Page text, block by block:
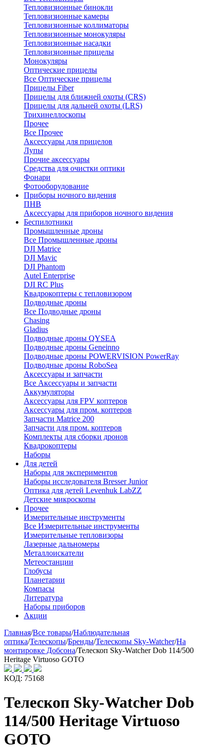
Тепловизионные бинокли
Тепловизионные камеры
Тепловизионные коллиматоры
Тепловизионные монокуляры
Тепловизионные насадки
Тепловизионные прицелы
Монокуляры
Оптические прицелы
Все Оптические прицелы
Прицелы Fiber
Прицелы для ближней охоты (CRS)
Прицелы для дальней охоты (LRS)
Трихинеллоскопы
Прочее
Все Прочее
Аксессуары для прицелов
Лупы
Прочие аксессуары
Средства для очистки оптики
Фонари
Фотооборудование
Приборы ночного видения
ПНВ
Аксессуары для приборов ночного видения
Беспилотники
Промышленные дроны
Все Промышленные дроны
DJI Matrice
DJI Mavic
DJI Phantom
Autel Enterprise
DJI RC Plus
Квадрокоптеры с тепловизором
Подводные дроны
Все Подводные дроны
Chasing
Gladius
Подводные дроны QYSEA
Подводные дроны Geneinno
Подводные дроны POWERVISION PowerRay
Подводные дроны RoboSea
Аксессуары и запчасти
Все Аксессуары и запчасти
Аккумуляторы
Аксессуары для FPV коптеров
Аксессуары для пром. коптеров
Запчасти Matrice 200
Запчасти для пром. коптеров
Комплекты для сборки дронов
Квадрокоптеры
Наборы
Для детей
Наборы для экспериментов
Наборы исследователя Bresser Junior
Оптика для детей Levenhuk LabZZ
Детские микроскопы
Прочее
Измерительные инструменты
Все Измерительные инструменты
Измерительные тепловизоры
Лазерные дальномеры
Металлоискатели
Метеостанции
Глобусы
Планетарии
Компасы
Литература
Наборы приборов
Акции
Главная/Все товары/Наблюдательная
оптика/Телескопы/Бренды/Телескопы Sky-Watcher/На
монтировке Добсона/Телескоп Sky-Watcher Dob 114/500
Heritage Virtuoso GOTO
КОД: 75168
Телескоп Sky-Watcher Dob
114/500 Heritage Virtuoso
GOTO